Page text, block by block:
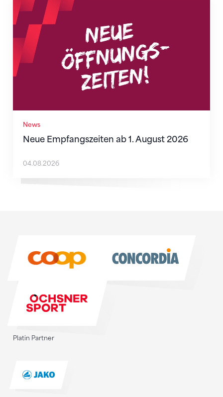
News
Neue Empfangszeiten ab 1. August 2026
Neue Empfangszeiten ab 1. August 2026
04.08.2026
Platin Partner